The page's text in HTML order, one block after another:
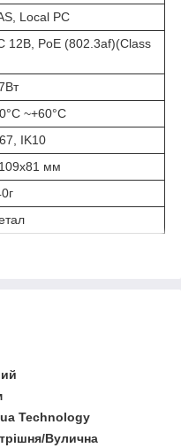
Local PC
12В, PoE (802.3af)(Class
~+60°C
IK10
мм
Technology
Вулична